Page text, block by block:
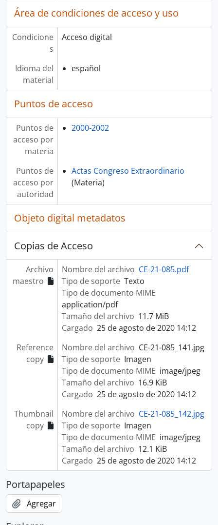
Área de condiciones de acceso y uso
Condicione
s
Acceso digital
Idioma del
material
español
Puntos de acceso
Puntos de
acceso por
materia
2000-2002
Puntos de
acceso por
autoridad
Actas Congreso Extraordinario
(Materia)
Objeto digital metadatos
Copias de Acceso
Archivo
maestro
Nombre del archivo CE-21-085.pdf
Tipo de soporte Texto
Tipo de documento MIME
application/pdf
Tamaño del archivo 11.7 MiB
Cargado 25 de agosto de 2020 14:12
Reference
copy
Nombre del archivo CE-21-085_141.jpg
Tipo de soporte Imagen
Tipo de documento MIME image/jpeg
Tamaño del archivo 16.9 KiB
Cargado 25 de agosto de 2020 14:12
Thumbnail
copy
Nombre del archivo CE-21-085_142.jpg
Tipo de soporte Imagen
Tipo de documento MIME image/jpeg
Tamaño del archivo 12.1 KiB
Cargado 25 de agosto de 2020 14:12
Portapapeles
Agregar